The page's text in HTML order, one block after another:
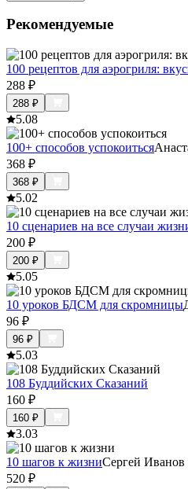
Рекомендуемые
100 рецептов для аэрогриля:
288 ₽
288 ₽
5.08
100+ способов успокоиться
368 ₽
368 ₽
5.02
10 сценариев на все случаи
200 ₽
200 ₽
5.05
10 уроков БДСМ для скромницы
96 ₽
96 ₽
5.03
108 Буддийских Сказаний
160 ₽
160 ₽
3.03
10 шагов к жизниСергей Иванов
520 ₽